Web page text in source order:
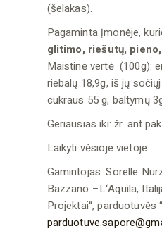
(šelakas).
Pagaminta įmonėje,
glitimo, riešutų,
Maistinė vertė (100g):
riebalų 18,9g, iš jų
cukraus 55 g, baltymų
Geriausias iki: žr. ant
Laikyti vėsioje vietoje.
Gamintojas: Sorelle
Bazzano –L‘Aquila,
Projektai“, parduotuvės